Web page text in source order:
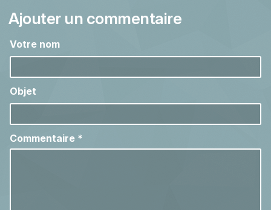
Ajouter un commentaire
Votre nom
Objet
Commentaire *